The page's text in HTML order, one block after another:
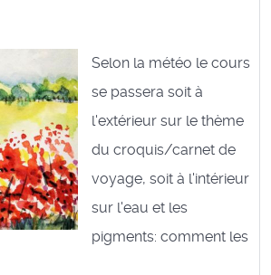
Selon la météo le cours
se passera soit à
l'extérieur sur le thème
du croquis/carnet de
voyage, soit à l'intérieur
sur l'eau et les
pigments: comment les